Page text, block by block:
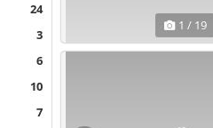
24
3
6
10
7
1 / 19